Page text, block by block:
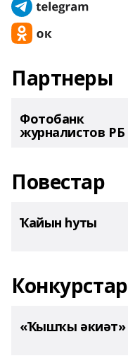
Партнеры
Фотобанк
журналистов РБ
Повестар
Ҡайын һуты
Конкурстар
«Ҡышҡы әкиәт»